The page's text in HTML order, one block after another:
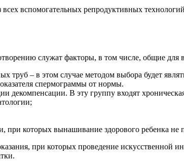
вспомогательных репродуктивных
служат факторы, в том числе, общие для
труб – в этом случае методом выбора будет
спермограммы от нормы.
декомпенсации. В эту группу входят
при которых вынашивание здорового ребенка не
при которых проведение